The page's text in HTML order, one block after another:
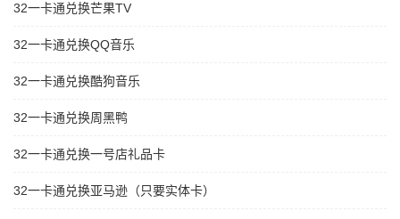
32一卡通兑换芒果TV
32一卡通兑换QQ音乐
32一卡通兑换酷狗音乐
32一卡通兑换周黑鸭
32一卡通兑换一号店礼品卡
32一卡通兑换亚马逊（只要实体卡）